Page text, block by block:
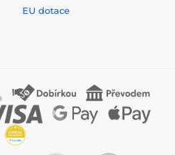
EU dotace